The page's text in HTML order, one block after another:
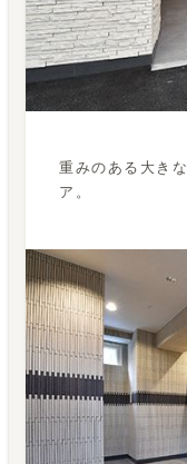
重みのある大き
ア。